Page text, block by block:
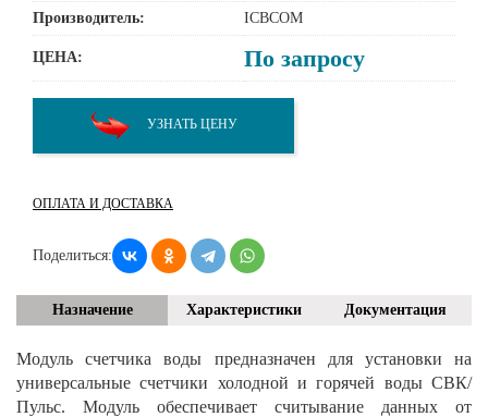
Производитель: ICBCOM
ЦЕНА: По запросу
УЗНАТЬ ЦЕНУ
ОПЛАТА И ДОСТАВКА
Поделиться:
Назначение Характеристики Документация
Модуль счетчика воды предназначен для установки на
универсальные счетчики холодной и горячей воды СВК/
Пульс. Модуль обеспечивает считывание данных от